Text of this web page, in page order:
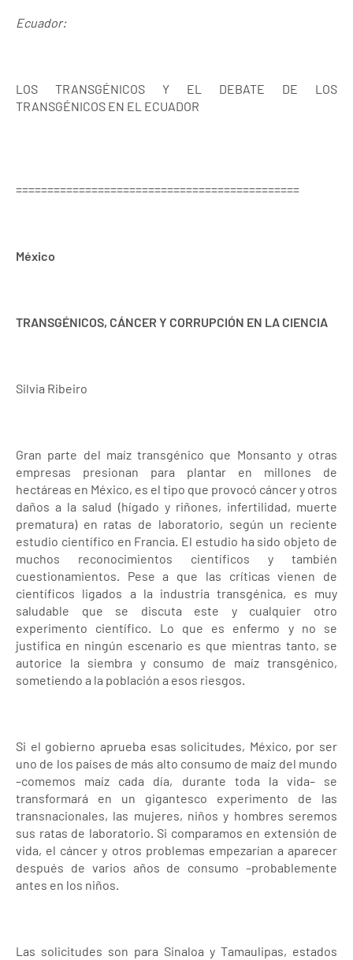
Ecuador:
LOS TRANSGÉNICOS Y EL DEBATE DE LOS
TRANSGÉNICOS EN EL ECUADOR
=============================================
México
TRANSGÉNICOS, CÁNCER Y CORRUPCIÓN EN LA CIENCIA
Silvia Ribeiro
Gran parte del maíz transgénico que Monsanto y otras
empresas presionan para plantar en millones de
hectáreas en México, es el tipo que provocó cáncer y otros
daños a la salud (hígado y riñones, infertilidad, muerte
prematura) en ratas de laboratorio, según un reciente
estudio científico en Francia. El estudio ha sido objeto de
muchos reconocimientos científicos y también
cuestionamientos. Pese a que las críticas vienen de
científicos ligados a la industria transgénica, es muy
saludable que se discuta este y cualquier otro
experimento científico. Lo que es enfermo y no se
justifica en ningún escenario es que mientras tanto, se
autorice la siembra y consumo de maíz transgénico,
sometiendo a la población a esos riesgos.
Si el gobierno aprueba esas solicitudes, México, por ser
uno de los países de más alto consumo de maíz del mundo
–comemos maíz cada día, durante toda la vida– se
transformará en un gigantesco experimento de las
transnacionales, las mujeres, niños y hombres seremos
sus ratas de laboratorio. Si comparamos en extensión de
vida, el cáncer y otros problemas empezarían a aparecer
después de varios años de consumo –probablemente
antes en los niños.
Las solicitudes son para Sinaloa y Tamaulipas, estados